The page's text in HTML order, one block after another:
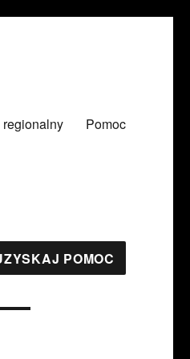
regionalny Pomoc
POMOC